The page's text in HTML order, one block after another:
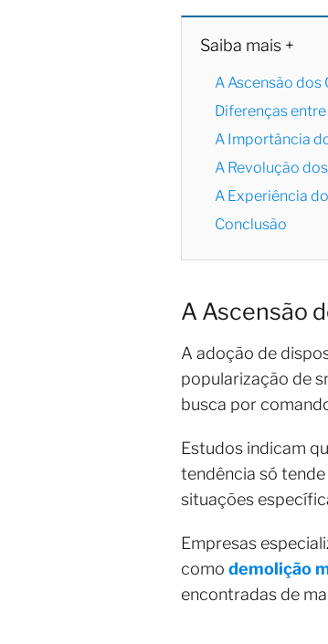
Saiba mais +
A Ascensão dos
Diferenças
A Importância
A Revolução
A Experiência
Conclusão
A Ascensão
A adoção de
popularização de
busca por
Estudos indicam
tendência só
situações
Empresas
como demolição
encontradas de